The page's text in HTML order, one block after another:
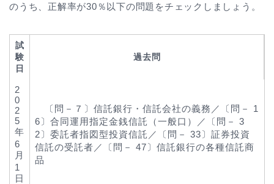
のうち、正解率が30％以下の問題をチェックしましょう。
試
験
日
過去問
2
0
2
5
年
6
月
1
日
〔問－７〕信託銀行・信託会社の義務／〔問－ 1
6〕合同運用指定金銭信託（一般口）／〔問－ 3
2〕委託者指図型投資信託／〔問－ 33〕証券投資
信託の受託者／〔問－ 47〕信託銀行の各種信託商
品